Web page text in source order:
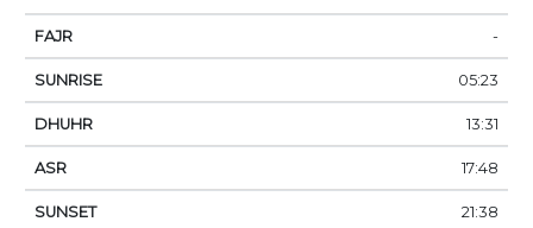
-
05:23
13:31
17:48
21:38